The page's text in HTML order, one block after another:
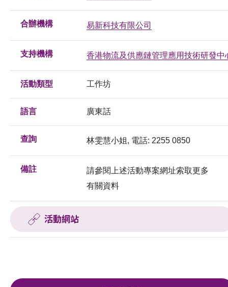
合辦機構 易新科技有限公司
支持機構 香港物流及供應鏈管理應用技術研發中
活動類型 工作坊
語言 廣東話
查詢 林雯慧小姐, 電話: 2255 0850
備註
請參閱上述活動專案網址索取更多
有關資料
活動網站